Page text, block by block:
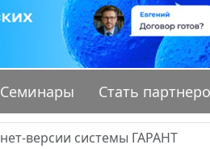
Семинары Стать